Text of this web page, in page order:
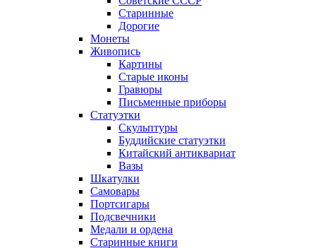
Старинные
Дорогие
Монеты
Живопись
Картины
Старые иконы
Гравюры
Письменные приборы
Статуэтки
Скульптуры
Буддийские статуэтки
Китайский антиквариат
Вазы
Шкатулки
Самовары
Портсигары
Подсвечники
Медали и ордена
Старинные книги